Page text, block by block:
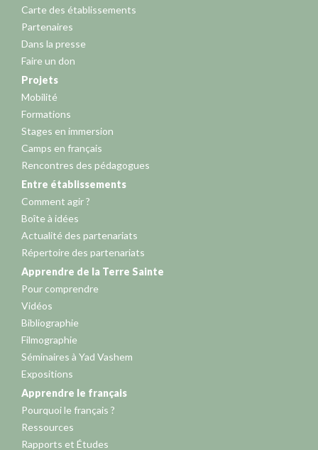
Carte des établissements
Partenaires
Dans la presse
Faire un don
Projets
Mobilité
Formations
Stages en immersion
Camps en français
Rencontres des pédagogues
Entre établissements
Comment agir ?
Boîte à idées
Actualité des partenariats
Répertoire des partenariats
Apprendre de la Terre Sainte
Pour comprendre
Vidéos
Bibliographie
Filmographie
Séminaires à Yad Vashem
Expositions
Apprendre le français
Pourquoi le français ?
Ressources
Rapports et Études